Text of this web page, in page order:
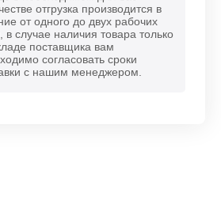
отгрузка производится в
от одного до двух рабочих
в случае наличия товара только
поставщика вам
согласовать сроки
с нашим менеджером.